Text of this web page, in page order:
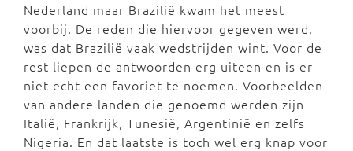
Nederland maar Brazilië kwam het meest
voorbij. De reden die hiervoor gegeven werd,
was dat Brazilië vaak wedstrijden wint. Voor de
rest liepen de antwoorden erg uiteen en is er
niet echt een favoriet te noemen. Voorbeelden
van andere landen die genoemd werden zijn
Italië, Frankrijk, Tunesië, Argentinië en zelfs
Nigeria. En dat laatste is toch wel erg knap voor